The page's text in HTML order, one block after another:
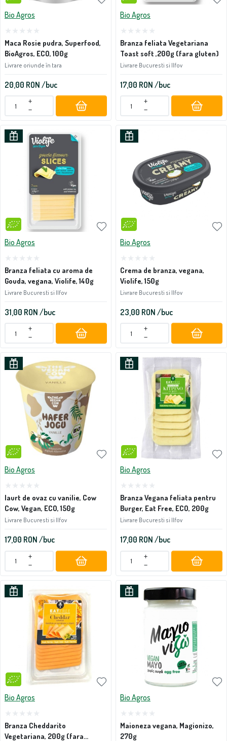
Bio Agros
Maca Rosie pudra, Superfood,
BioAgros, ECO, 100g
Livrare oriunde în tara
20,00 RON /buc
+
−
Bio Agros
Branza feliata Vegetariana
Toast soft ,200g (fara gluten)
Livrare Bucuresti si Ilfov
17,00 RON /buc
+
−
Bio Agros
Branza feliata cu aroma de
Gouda, vegana, Violife, 140g
Livrare Bucuresti si Ilfov
31,00 RON /buc
+
−
Bio Agros
Crema de branza, vegana,
Violife, 150g
Livrare Bucuresti si Ilfov
23,00 RON /buc
+
−
Bio Agros
Iaurt de ovaz cu vanilie, Cow
Cow, Vegan, ECO, 150g
Livrare Bucuresti si Ilfov
17,00 RON /buc
+
−
Bio Agros
Branza Vegana feliata pentru
Burger, Eat Free, ECO, 200g
Livrare Bucuresti si Ilfov
17,00 RON /buc
+
−
Bio Agros
Branza Cheddarito
Vegetariana, 200g (fara
Bio Agros
Maioneza vegana, Magionizo,
270g